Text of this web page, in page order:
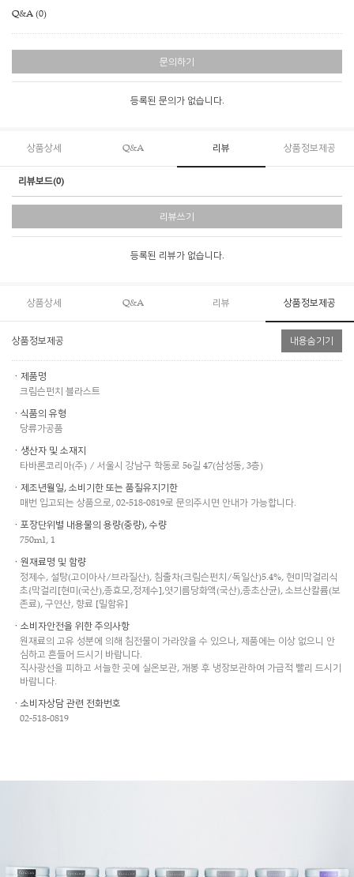
Q&A (0)
문의하기
등록된 문의가 없습니다.
상품상세 Q&A 리뷰 상품정보제공
리뷰보드(0)
리뷰쓰기
등록된 리뷰가 없습니다.
상품상세 Q&A 리뷰 상품정보제공
상품정보제공 내용숨기기
ㆍ제품명
크림슨펀치 블라스트
ㆍ식품의 유형
당류가공품
ㆍ생산자 및 소재지
타바론코리아(주) / 서울시 강남구 학동로 56길 47(삼성동, 3층)
ㆍ제조년월일, 소비기한 또는 품질유지기한
매번 입고되는 상품으로, 02-518-0819로 문의주시면 안내가 가능합니다.
ㆍ포장단위별 내용물의 용량(중량), 수량
750ml, 1
ㆍ원재료명 및 함량
정제수, 설탕(고이아사/브라질산), 침출차(크림슨펀치/독일산)5.4%, 현미막걸리식
초{막걸리[현미(국산),종효모,정제수],엿기름당화액(국산),종초산균}, 소브산칼륨(보
존료), 구연산, 향료 [밀함유]
ㆍ소비자안전을 위한 주의사항
원재료의 고유 성분에 의해 침전물이 가라앉을 수 있으나, 제품에는 이상 없으니 안
심하고 흔들어 드시기 바랍니다.
직사광선을 피하고 서늘한 곳에 실온보관, 개봉 후 냉장보관하여 가급적 빨리 드시기
바랍니다.
ㆍ소비자상담 관련 전화번호
02-518-0819